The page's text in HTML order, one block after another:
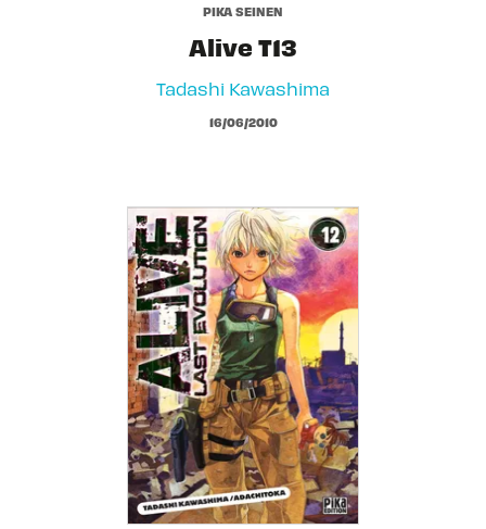
PIKA SEINEN
Alive T13
Tadashi Kawashima
16/06/2010